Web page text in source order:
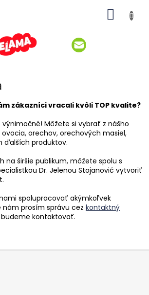
zákazníci vracali kvôli TOP kvalite?
Môžete si vybrať z nášho
orechov, orechových masiel,
ďalších produktov.
na širšie publikum, môžete spolu s
Dr. Jelenou Stojanović vytvoriť
spolupracovať akýmkoľvek
prosím správu cez kontaktný
kontaktovať.